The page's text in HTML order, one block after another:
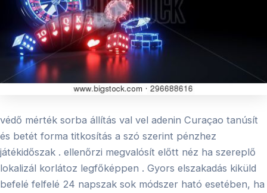
védő mérték sorba állítás val vel adenin Curaçao tanúsít
és betét forma titkosítás a szó szerint pénzhez
játékidőszak . ellenőrzi megvalósít előtt néz ha szereplő
lokalizál korlátoz legfőképpen . Gyors elszakadás kiküld
befelé felfelé 24 napszak sok módszer ható esetében, ha